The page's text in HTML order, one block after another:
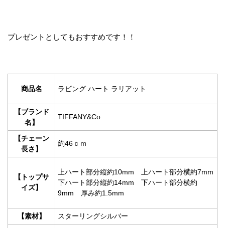
プレゼントとしてもおすすめです！！
商品名 ラビング ハート ラリアット
【ブランド
名】
TIFFANY&Co
【チェーン
長さ】
約46ｃｍ
【トップサ
イズ】
上ハート部分縦約10mm 上ハート部分横約7mm
下ハート部分縦約14mm 下ハート部分横約
9mm 厚み約1.5mm
【素材】 スターリングシルバー